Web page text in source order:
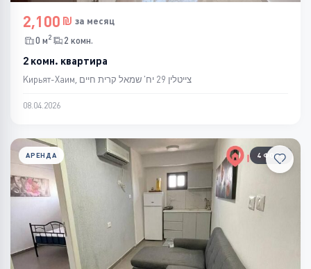
2,100
за месяц
0 м2 2 комн.
2 комн. квартира
Кирьят-Хаим, צייטלין 29 יח' שמאל קרית חיים
08.04.2026
4 ФОТО
АРЕНДА